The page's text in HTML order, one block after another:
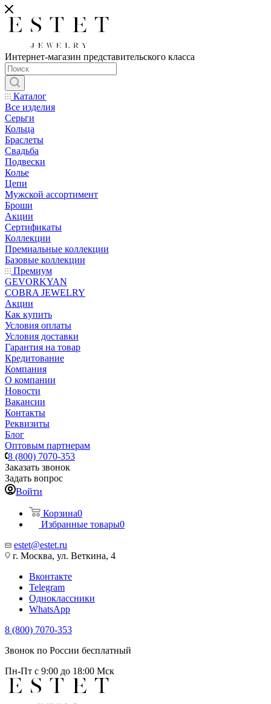
Интернет-магазин представительского класса
Каталог
Все изделия
Серьги
Кольца
Браслеты
Свадьба
Подвески
Колье
Цепи
Мужской ассортимент
Броши
Акции
Сертификаты
Коллекции
Премиальные коллекции
Базовые коллекции
Премиум
GEVORKYAN
COBRA JEWELRY
Акции
Как купить
Условия оплаты
Условия доставки
Гарантия на товар
Кредитование
Компания
О компании
Новости
Вакансии
Контакты
Реквизиты
Блог
Оптовым партнерам
8 (800) 7070-353
Заказать звонок
Задать вопрос
Войти
Корзина0
Избранные товары0
estet@estet.ru
г. Москва, ул. Веткина, 4
Вконтакте
Telegram
Одноклассники
WhatsApp
8 (800) 7070-353
Звонок по России бесплатный
Пн-Пт с 9:00 до 18:00 Мск